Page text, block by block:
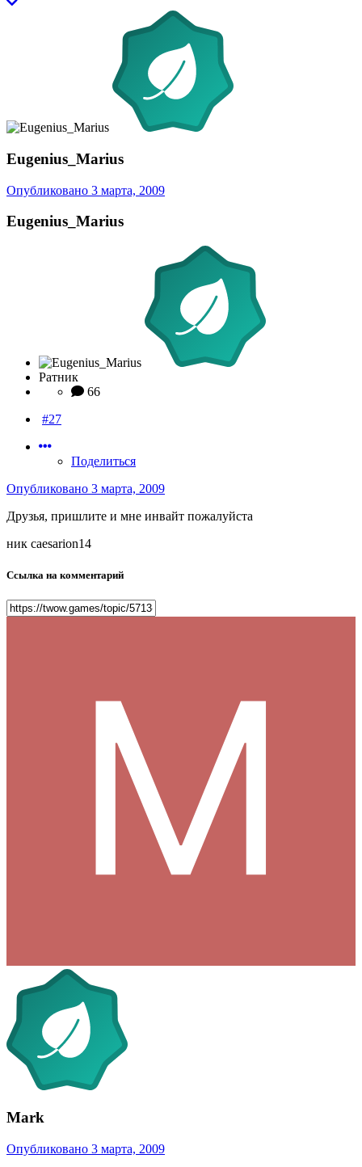
Eugenius_Marius
Опубликовано 3 марта, 2009
Eugenius_Marius
Ратник
66
#27
Поделиться
Опубликовано 3 марта, 2009
Друзья, пришлите и мне инвайт пожалуйста
ник caesarion14
Ссылка на комментарий
Mark
Опубликовано 3 марта, 2009